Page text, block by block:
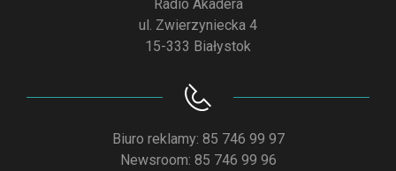
Radio Akadera
ul. Zwierzyniecka 4
15-333 Białystok
Biuro reklamy: 85 746 99 97
Newsroom: 85 746 99 96